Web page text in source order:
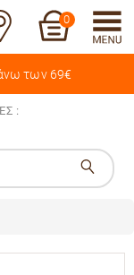
0
των 69€
: